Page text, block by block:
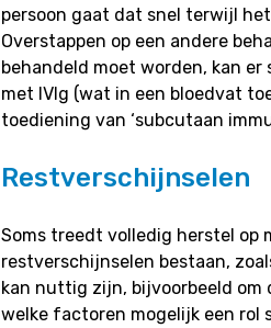
persoon gaat dat snel terwijl
Overstappen op een andere
behandeld moet worden, kan
met IVIg (wat in een bloedvat
toediening van ‘subcutaan
Restverschijnselen
Soms treedt volledig herstel op
restverschijnselen bestaan,
kan nuttig zijn, bijvoorbeeld om
welke factoren mogelijk een rol